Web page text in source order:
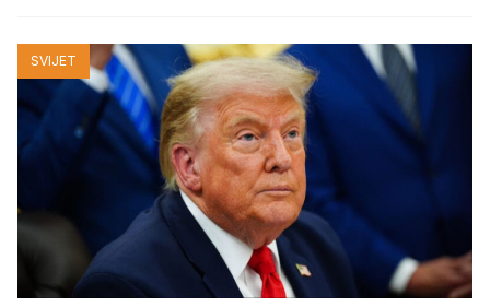
SVIJET